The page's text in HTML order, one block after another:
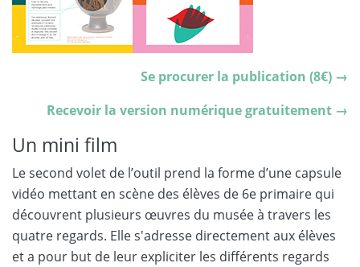
Se procurer la publication (8€) →
Recevoir la version numérique gratuitement →
Un mini film
Le second volet de l’outil prend la forme d’une capsule
vidéo mettant en scène des élèves de 6e primaire qui
découvrent plusieurs œuvres du musée à travers les
quatre regards. Elle s'adresse directement aux élèves
et a pour but de leur expliciter les différents regards